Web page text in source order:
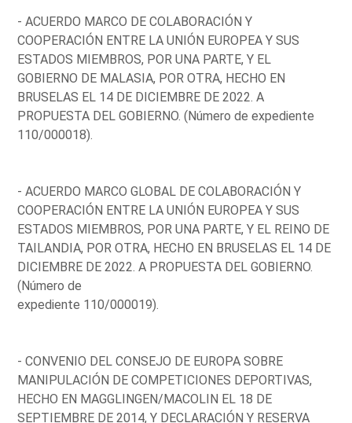
- ACUERDO MARCO DE COLABORACIÓN Y
COOPERACIÓN ENTRE LA UNIÓN EUROPEA Y SUS
ESTADOS MIEMBROS, POR UNA PARTE, Y EL
GOBIERNO DE MALASIA, POR OTRA, HECHO EN
BRUSELAS EL 14 DE DICIEMBRE DE 2022. A
PROPUESTA DEL GOBIERNO. (Número de expediente
110/000018).
- ACUERDO MARCO GLOBAL DE COLABORACIÓN Y
COOPERACIÓN ENTRE LA UNIÓN EUROPEA Y SUS
ESTADOS MIEMBROS, POR UNA PARTE, Y EL REINO DE
TAILANDIA, POR OTRA, HECHO EN BRUSELAS EL 14 DE
DICIEMBRE DE 2022. A PROPUESTA DEL GOBIERNO.
(Número de
expediente 110/000019).
- CONVENIO DEL CONSEJO DE EUROPA SOBRE
MANIPULACIÓN DE COMPETICIONES DEPORTIVAS,
HECHO EN MAGGLINGEN/MACOLIN EL 18 DE
SEPTIEMBRE DE 2014, Y DECLARACIÓN Y RESERVA